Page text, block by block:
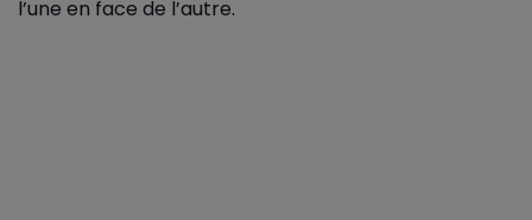
l’une en face de l’autre.